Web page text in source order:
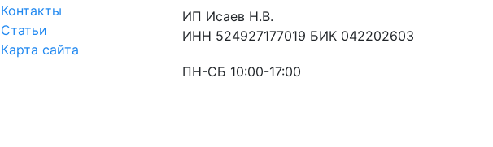
Контакты
Статьи
Карта сайта
ИП Исаев Н.В.
ИНН 524927177019 БИК 042202603
ПН-СБ 10:00-17:00